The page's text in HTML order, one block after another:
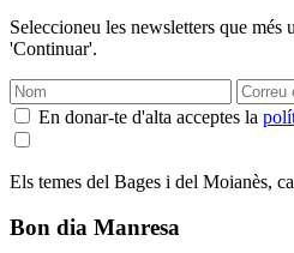
Seleccioneu les newsletters que més
'Continuar'.
En donar-te d'alta acceptes la
Els temes del Bages i del Moianès,
Bon dia Manresa